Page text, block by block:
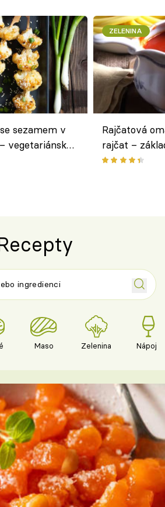
sezamem v
vegetariánská
ZELENINA
Rajčatová
rajčat –
Maso Zelenina Nápoje